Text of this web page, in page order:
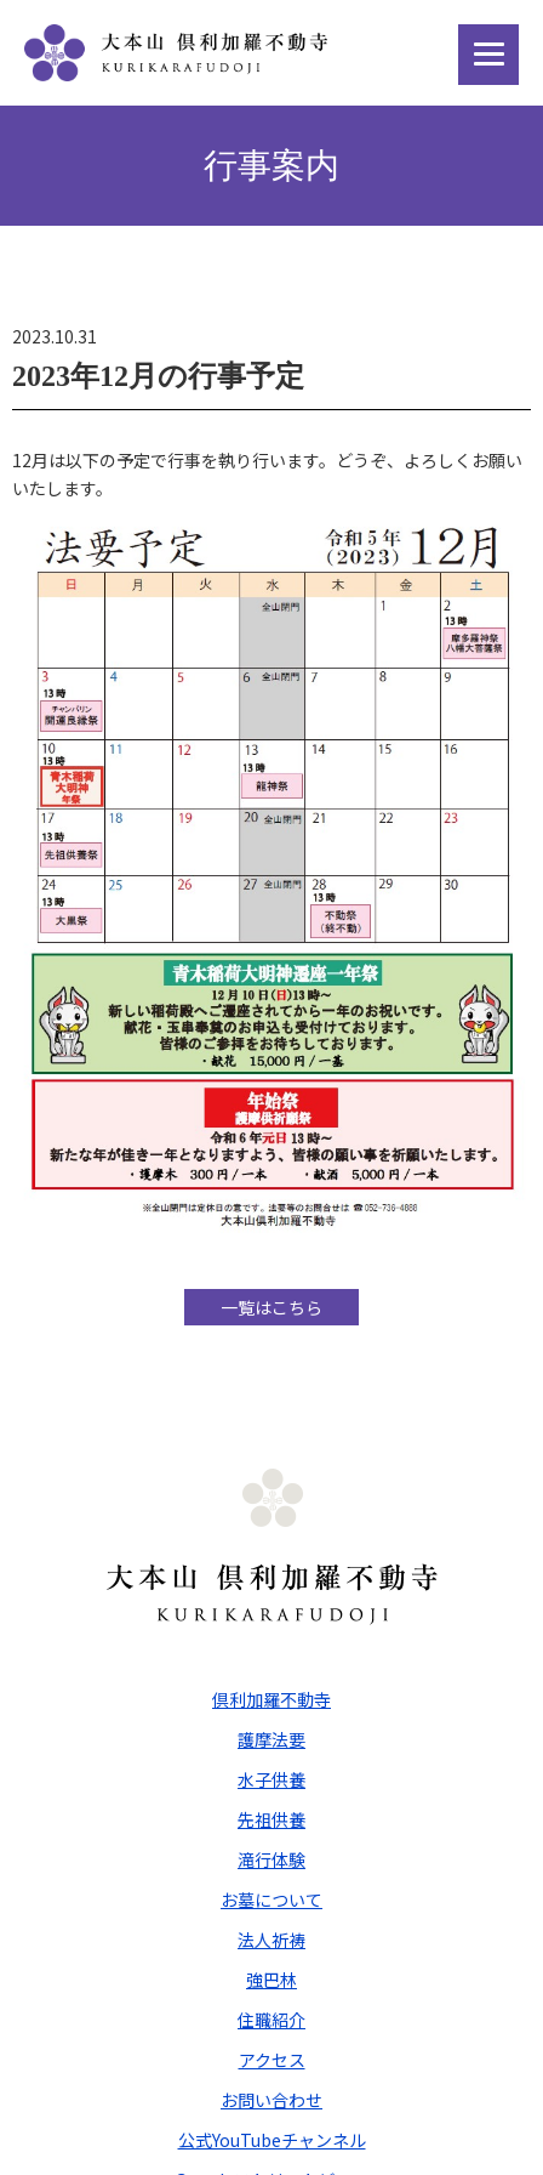
行事案内
2023.10.31
2023年12月の行事予定
12月は以下の予定で行事を執り行います。どうぞ、よろしくお願い
いたします。
一覧はこちら
倶利加羅不動寺
護摩法要
水子供養
先祖供養
滝行体験
お墓について
法人祈祷
強巴林
住職紹介
アクセス
お問い合わせ
公式YouTubeチャンネル